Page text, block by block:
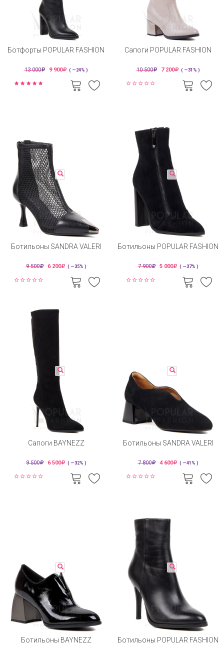
Ботфорты POPULAR FASHION
13 000 9 900 ( —24% )
Сапоги POPULAR FASHION
10 500 7 200 ( —31% )
Ботильоны SANDRA VALERI
9 500 6 200 ( —35% )
Ботильоны POPULAR FASHION
7 900 5 000 ( —37% )
Сапоги BAYNEZZ
9 500 6 500 ( —32% )
Ботильоны SANDRA VALERI
7 800 4 600 ( —41% )
Ботильоны BAYNEZZ Ботильоны POPULAR FASHION